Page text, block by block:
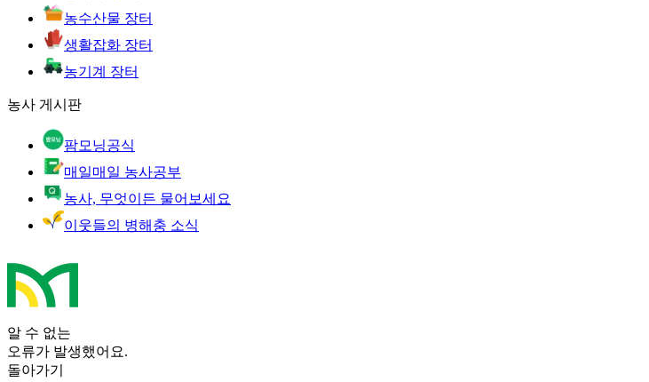
농수산물 장터
생활잡화 장터
농기계 장터
농사 게시판
팜모닝공식
매일매일 농사공부
농사, 무엇이든 물어보세요
이웃들의 병해충 소식
알 수 없는
오류가 발생했어요.
돌아가기